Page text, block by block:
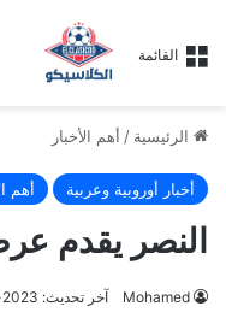
القائمة
الرئيسية / أهم الأخبار
أخبار أوروبية وعربية أهم
النصر يقدم
Mohamed آخر تحديث: 2023-05-25